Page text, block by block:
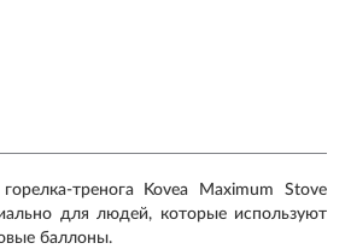
тренога Kovea Maximum Stove
для людей, которые используют
баллоны.